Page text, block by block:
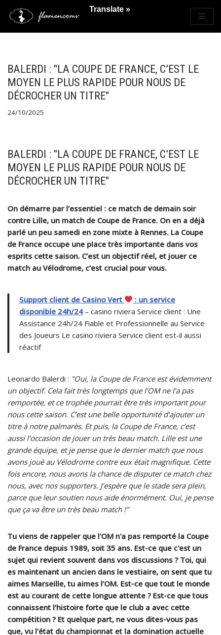
Saltar
BALERDI : "LA COUPE DE FRANCE, C’EST LE
MOYEN LE PLUS RAPIDE POUR NOUS DE
DÉCROCHER UN TITRE"
24/10/2025
BALERDI : "LA COUPE DE FRANCE, C’EST LE
MOYEN LE PLUS RAPIDE POUR NOUS DE
DÉCROCHER UN TITRE"
On démarre par l’essentiel : ce match de demain soir
contre Lille, un match de Coupe de France. On en a déjà
parlé un peu samedi en zone mixte à Rennes. La Coupe
de France occupe une place très importante dans vos
esprits cette saison. C’est un objectif réel, et jouer ce
match au Vélodrome, c’est crucial pour vous.
Support client de Casino Vert
: un service
disponible 24h/24– casino riviera Service client : Une
Assistance 24h/24 Fiable et Professionnelle au Service
des Joueurs Le casino riviera Service client est-il aussi
réactif
Leonardo Balerdi : "Oui, la Coupe de France est évidemment
un objectif. Cela fait très longtemps que l’OM ne l’a pas
remportée, et ce trophée pourrait être très important pour
nous cette saison. C’est une belle opportunité d’ajouter un
titre à notre palmarès. Et puis, la Coupe de France, c’est
aussi l’occasion de jouer un très beau match. Lille est une
grande équipe, et je pense que le dernier match que nous
avons joué au Vélodrome contre eux était magnifique. Cette
fois encore, nous avons la chance de disputer ce match chez
nous, avec nos supporters. J’espère que le stade sera plein,
parce que leur soutien nous aide énormément. Oui, je pense
que ça va être un très beau match !"
Tu viens de rappeler que l'OM n'a pas remporté la Coupe
de France depuis 1989, soit 35 ans. Est-ce que c'est un
sujet qui revient souvent dans vos discussions ? Toi, qui
es maintenant un ancien dans le vestiaire, on sent que tu
aimes Marseille, tu aimes l’OM. Est-ce que tout le monde
est au courant de cette longue attente ? Est-ce que tous
connaissent l’histoire forte que le club a avec cette
compétition ? Et quelque part, ne vous dites-vous pas
que, vu l’état du championnat et la domination actuelle
Translate »